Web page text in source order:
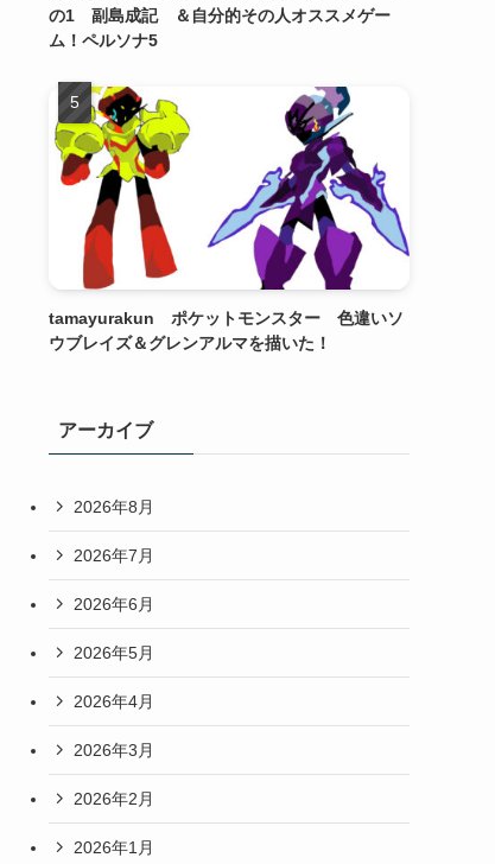
の1 副島成記 ＆自分的その人オススメゲー
ム！ペルソナ5
tamayurakun ポケットモンスター 色違いソ
ウブレイズ＆グレンアルマを描いた！
アーカイブ
2026年8月
2026年7月
2026年6月
2026年5月
2026年4月
2026年3月
2026年2月
2026年1月